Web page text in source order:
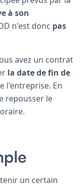
à son
n'est donc pas
avez un contrat
la date de fin de
l'entreprise. En
repousser le
un certain